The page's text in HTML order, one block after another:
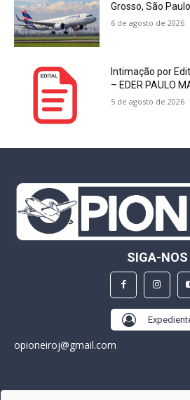
Grosso, São
6 de agosto de 2026
Intimação por
– EDER PAULO
5 de agosto de 2026
SIGA-NOS
opioneiroj@gmail.com